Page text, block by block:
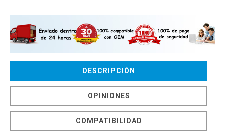
DESCRIPCIÓN
OPINIONES
COMPATIBILIDAD